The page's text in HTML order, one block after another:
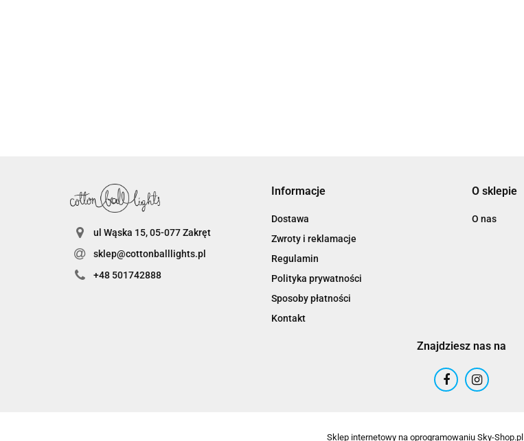
ul Wąska 15, 05-077 Zakręt
sklep@cottonballlights.pl
+48 501742888
Informacje
Dostawa
Zwroty i reklamacje
Regulamin
Polityka prywatności
Sposoby płatności
Kontakt
O sklepie
O nas
Znajdziesz nas na
Sklep internetowy na oprogramowaniu Sky-Shop.pl